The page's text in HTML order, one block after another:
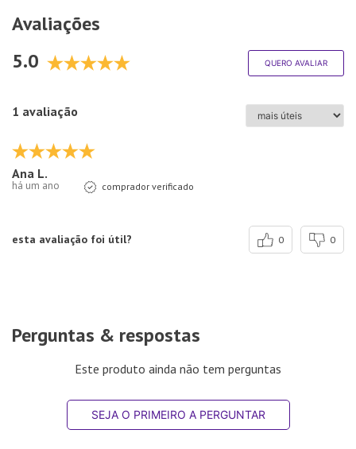
Avaliações
5.0
QUERO AVALIAR
1 avaliação
Ana L.
há um ano comprador verificado
esta avaliação foi útil? 0 0
Perguntas & respostas
Este produto ainda não tem perguntas
SEJA O PRIMEIRO A PERGUNTAR